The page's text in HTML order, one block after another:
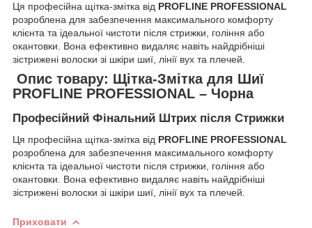
​Ця професійна щітка-змітка від PROFLINE PROFESSIONAL
розроблена для забезпечення максимального комфорту
клієнта та ідеальної чистоти після стрижки, гоління або
окантовки. Вона ефективно видаляє навіть найдрібніші
зістрижені волоски зі шкіри шиї, лінії вух та плечей.
Опис товару: Щітка-Змітка для Шиї
PROFLINE PROFESSIONAL – Чорна
Професійний Фінальний Штрих після Стрижки
​Ця професійна щітка-змітка від PROFLINE PROFESSIONAL
розроблена для забезпечення максимального комфорту
клієнта та ідеальної чистоти після стрижки, гоління або
окантовки. Вона ефективно видаляє навіть найдрібніші
зістрижені волоски зі шкіри шиї, лінії вух та плечей.
Приховати